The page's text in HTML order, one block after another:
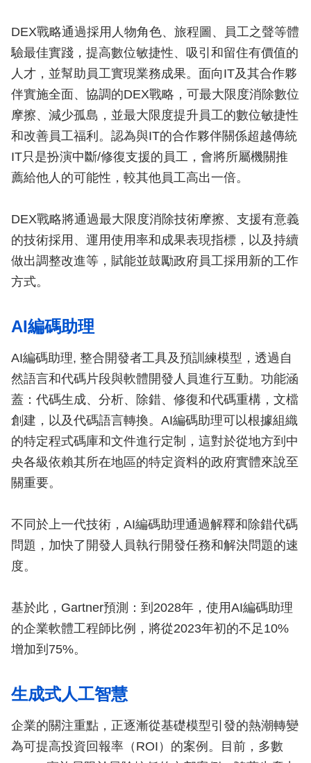
DEX戰略通過採用人物角色、旅程圖、員工之聲等體
驗最佳實踐，提高數位敏捷性、吸引和留住有價值的
人才，並幫助員工實現業務成果。面向IT及其合作夥
伴實施全面、協調的DEX戰略，可最大限度消除數位
摩擦、減少孤島，並最大限度提升員工的數位敏捷性
和改善員工福利。認為與IT的合作夥伴關係超越傳統
IT只是扮演中斷/修復支援的員工，會將所屬機關推
薦給他人的可能性，較其他員工高出一倍。
DEX戰略將通過最大限度消除技術摩擦、支援有意義
的技術採用、運用使用率和成果表現指標，以及持續
做出調整改進等，賦能並鼓勵政府員工採用新的工作
方式。
AI編碼助理
AI編碼助理, 整合開發者工具及預訓練模型，透過自
然語言和代碼片段與軟體開發人員進行互動。功能涵
蓋：代碼生成、分析、除錯、修復和代碼重構，文檔
創建，以及代碼語言轉換。AI編碼助理可以根據組織
的特定程式碼庫和文件進行定制，這對於從地方到中
央各級依賴其所在地區的特定資料的政府實體來說至
關重要。
不同於上一代技術，AI編碼助理通過解釋和除錯代碼
問題，加快了開發人員執行開發任務和解決問題的速
度。
基於此，Gartner預測：到2028年，使用AI編碼助理
的企業軟體工程師比例，將從2023年初的不足10%
增加到75%。
生成式人工智慧
企業的關注重點，正逐漸從基礎模型引發的熱潮轉變
為可提高投資回報率（ROI）的案例。目前，多數